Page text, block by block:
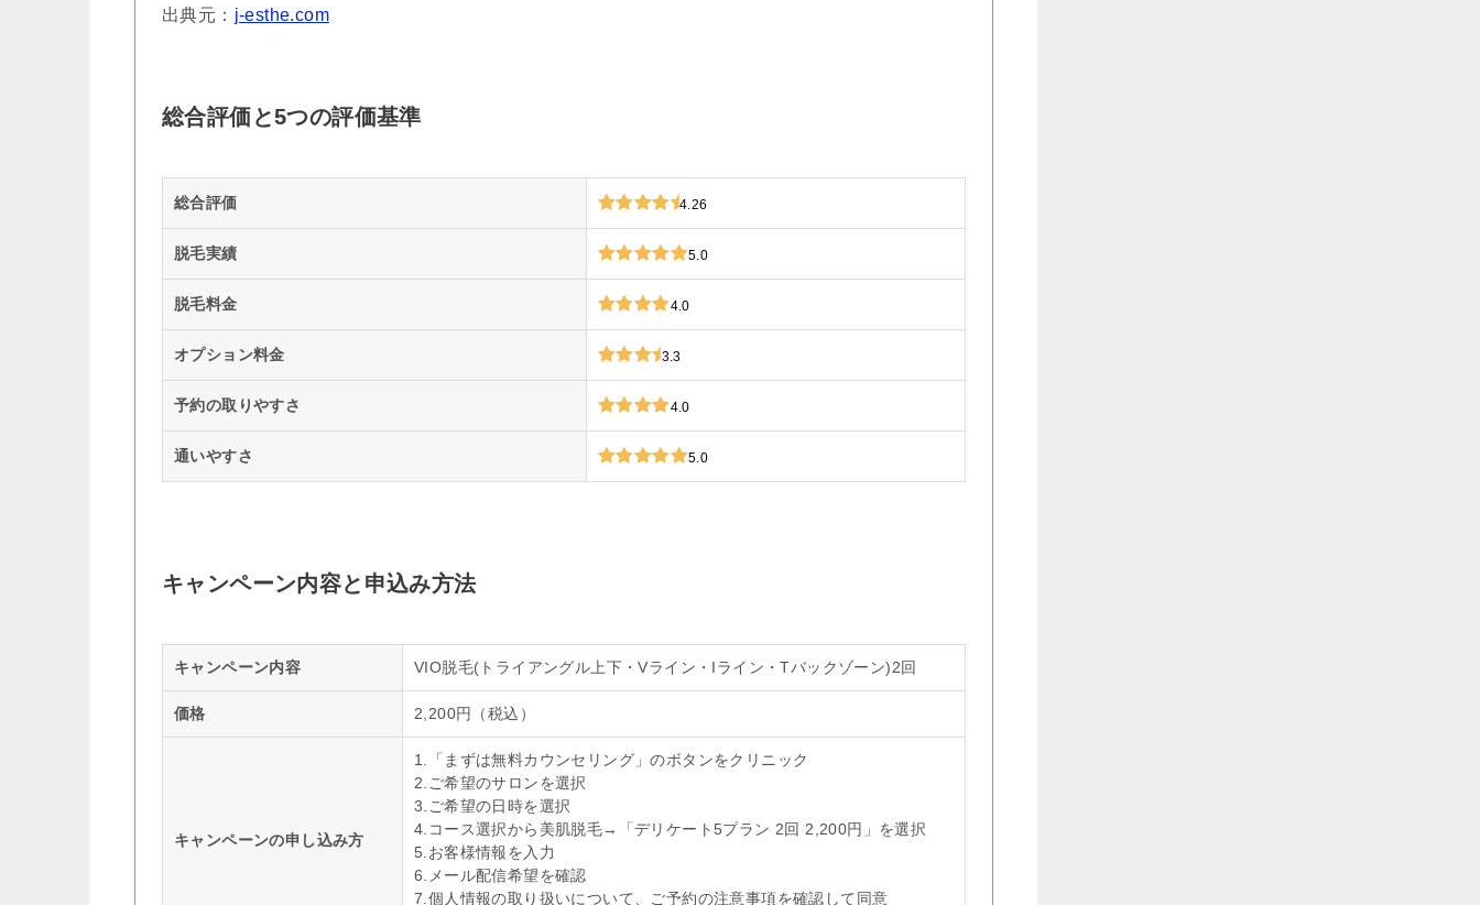
出典元： j-esthe.com
総合評価と5つの評価基準
総合評価 4.26
脱毛実績 5.0
脱毛料金 4.0
オプション料金 3.3
予約の取りやすさ 4.0
通いやすさ 5.0
キャンペーン内容と申込み方法
キャンペーン内容 VIO脱毛(トライアングル上下・Vライン・Iライン・Tバックゾーン)2回
価格 2,200円（税込）
キャンペーンの申し込み方
1.「まずは無料カウンセリング」のボタンをクリニック
2.ご希望のサロンを選択
3.ご希望の日時を選択
4.コース選択から美肌脱毛→「デリケート5プラン 2回 2,200円」を選択
5.お客様情報を入力
6.メール配信希望を確認
7.個人情報の取り扱いについて、ご予約の注意事項を確認して同意